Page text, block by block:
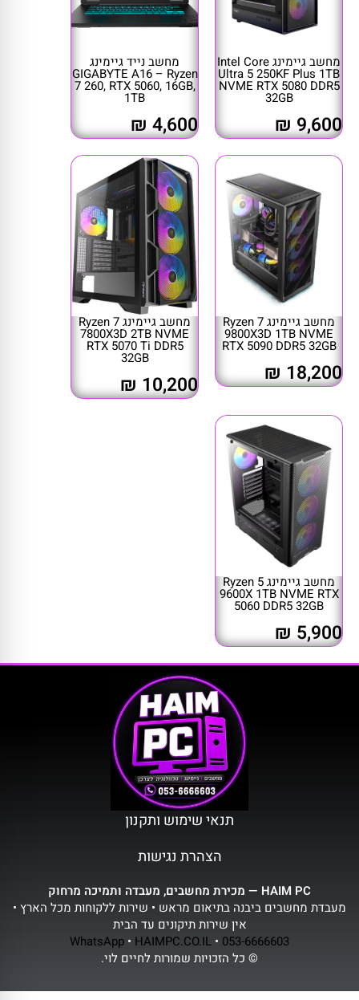
מחשב גיימינג Intel Core
Ultra 5 250KF Plus 1TB
NVME RTX 5080 DDR5
32GB
9,600 ₪
מחשב נייד גיימינג
GIGABYTE A16 – Ryzen
7 260, RTX 5060, 16GB,
1TB
4,600 ₪
מחשב גיימינג Ryzen 7
9800X3D 1TB NVME
RTX 5090 DDR5 32GB
18,200 ₪
מחשב גיימינג Ryzen 7
7800X3D 2TB NVME
RTX 5070 Ti DDR5
32GB
10,200 ₪
מחשב גיימינג Ryzen 5
9600X 1TB NVME RTX
5060 DDR5 32GB
5,900 ₪
תנאי שימוש ותקנון
הצהרת נגישות
HAIM PC — מכירת מחשבים, מעבדה ותמיכה מרחוק
מעבדת מחשבים ביבנה בתיאום מראש • שירות ללקוחות מכל הארץ •
אין שירות תיקונים עד הבית
053-6666603
•
WhatsApp •HAIMPC.CO.IL
© כל הזכויות שמורות לחיים לוי.